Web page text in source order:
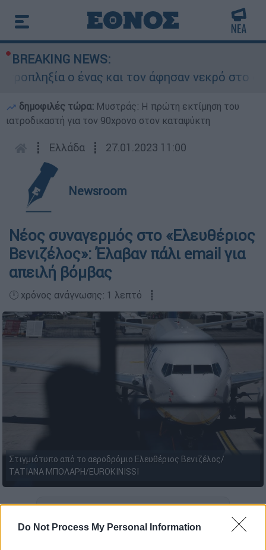
Do Not Process My Personal Information
BREAKING NEWS:
ο ένας και τον άφησαν νεκρό στο
δημοφιλές τώρα: Μυστράς: Η πρώτη εκτίμηση του
ιατροδικαστή για τον 90χρονο στον καταψύκτη
┋ Ελλάδα ┋ 27.01.2023 11:00
Newsroom
Νέος συναγερμός στο «Ελευθέριος
Βενιζέλος»: Έλαβαν πάλι email για
απειλή βόμβας
🕛 χρόνος ανάγνωσης: 1 λεπτό ┋
Στιγμιότυπο από το αεροδρόμιο Ελευθέριος Βενιζέλος/
ΤΑΤΙΑΝΑ ΜΠΟΛΑΡΗ/EUROKINISSI